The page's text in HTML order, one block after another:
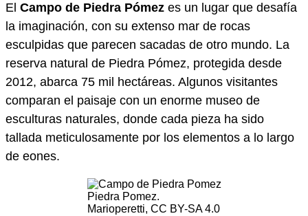
El Campo de Piedra Pómez es un lugar que desafía
la imaginación, con su extenso mar de rocas
esculpidas que parecen sacadas de otro mundo. La
reserva natural de Piedra Pómez, protegida desde
2012, abarca 75 mil hectáreas. Algunos visitantes
comparan el paisaje con un enorme museo de
esculturas naturales, donde cada pieza ha sido
tallada meticulosamente por los elementos a lo largo
de eones.
Piedra Pomez.
Marioperetti, CC BY-SA 4.0